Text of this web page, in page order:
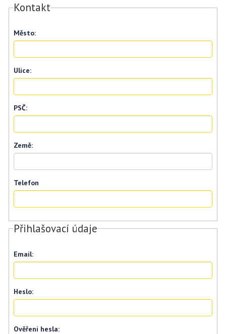
Kontakt
Město:
Ulice:
PSČ:
Země:
Telefon
Přihlašovací údaje
Email:
Heslo:
Ověření hesla: